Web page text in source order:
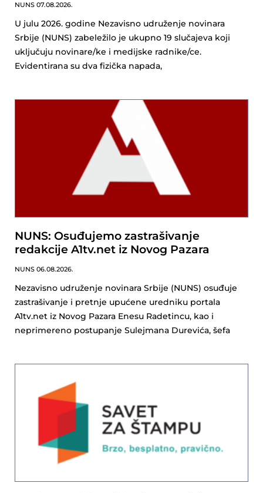
NUNS 07.08.2026.
U julu 2026. godine Nezavisno udruženje novinara
Srbije (NUNS) zabeležilo je ukupno 19 slučajeva koji
uključuju novinare/ke i medijske radnike/ce.
Evidentirana su dva fizička napada,
NUNS: Osuđujemo zastrašivanje
redakcije A1tv.net iz Novog Pazara
NUNS 06.08.2026.
Nezavisno udruženje novinara Srbije (NUNS) osuđuje
zastrašivanje i pretnje upućene uredniku portala
A1tv.net iz Novog Pazara Enesu Radetincu, kao i
neprimereno postupanje Sulejmana Durevića, šefa